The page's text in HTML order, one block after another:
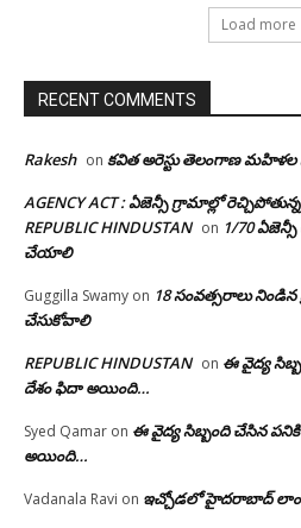
Load more
RECENT COMMENTS
Rakesh on కవిత అరెస్టు తెలంగాణ
AGENCY ACT : ఏజెన్సీ గ్రామాల్లో
REPUBLIC HINDUSTAN on 1/70
చేయాలి
Guggilla Swamy on 18 సంవత్సరాలు
చేసుకోవాలి
REPUBLIC HINDUSTAN on ఈ వైద్య
దేశం ఫిదా అయింది…
Syed Qamar on ఈ వైద్య సిబ్బంది చేసిన
అయింది…
Vadanala Ravi on ఇచ్చోడలో హైదరాబాద్